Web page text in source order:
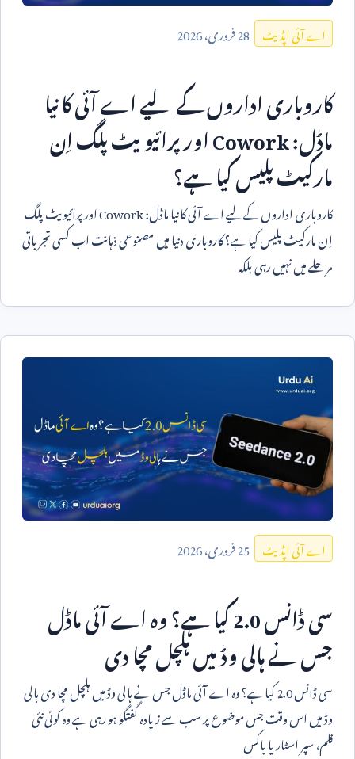
اے آئی اپڈیٹ 28فروری،2026
کاروباری اداروں کے لیے اے آئی کا نیا
ماڈل:Coworkاور پرائیویٹ پلگ اِن
مارکیٹ پلیس کیا ہے؟
کاروباری اداروں کے لیے اے آئی کا نیا ماڈل:Coworkاور پرائیویٹ پلگ
اِن مارکیٹ پلیس کیا ہے؟ کاروباری دنیا میں مصنوعی ذہانت اب کسی تجرباتی
مرحلے میں نہیں رہی بلکہ
اے آئی اپڈیٹ 25فروری،2026
سی ڈانس2.0کیا ہے؟ وہ اے آئی ماڈل
جس نے ہالی وڈ میں ہلچل مچا دی
سی ڈانس2.0
کیا ہے؟ وہ اے آئی ماڈل جس نے ہالی وڈ میں ہلچل مچا دی ہالی
وڈ میں اس وقت جس موضوع پر سب سے زیادہ گفتگو ہو رہی ہے وہ کوئی نئی
فلم، سپر اسٹار یا باکس